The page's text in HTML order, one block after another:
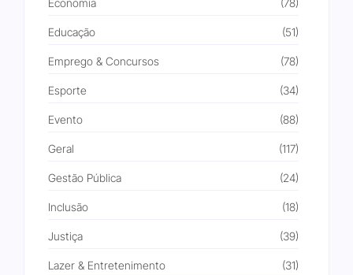
Economia (78)
Educação (51)
Emprego & Concursos (78)
Esporte (34)
Evento (88)
Geral (117)
Gestão Pública (24)
Inclusão (18)
Justiça (39)
Lazer & Entretenimento (31)